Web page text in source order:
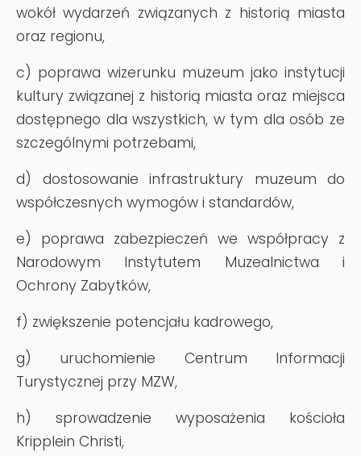
wokół wydarzeń związanych z historią miasta
oraz regionu,
c) poprawa wizerunku muzeum jako instytucji
kultury związanej z historią miasta oraz miejsca
dostępnego dla wszystkich, w tym dla osób ze
szczególnymi potrzebami,
d) dostosowanie infrastruktury muzeum do
współczesnych wymogów i standardów,
e) poprawa zabezpieczeń we współpracy z
Narodowym Instytutem Muzealnictwa i
Ochrony Zabytków,
f) zwiększenie potencjału kadrowego,
g) uruchomienie Centrum Informacji
Turystycznej przy MZW,
h) sprowadzenie wyposażenia kościoła
Kripplein Christi,